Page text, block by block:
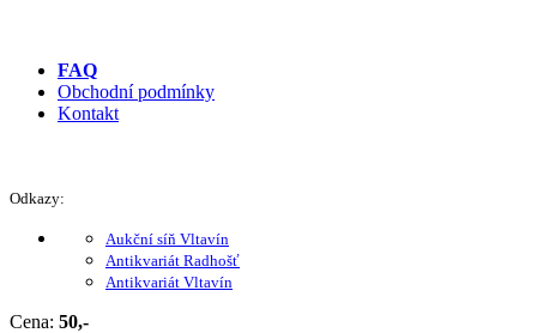
FAQ
Obchodní podmínky
Kontakt
Odkazy:
Aukční síň Vltavín
Antikvariát Radhošť
Antikvariát Vltavín
Cena: 50,-